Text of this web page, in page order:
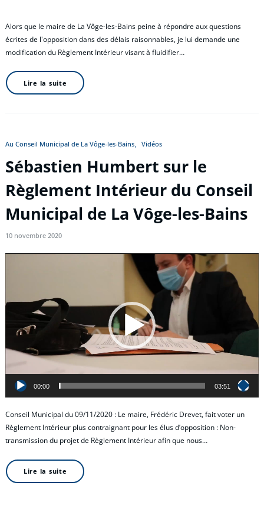
Alors que le maire de La Vôge-les-Bains peine à répondre aux questions
écrites de l'opposition dans des délais raisonnables, je lui demande une
modification du Règlement Intérieur visant à fluidifier…
Lire la suite
Au Conseil Municipal de La Vôge-les-Bains Vidéos
Sébastien Humbert sur le
Règlement Intérieur du Conseil
Municipal de La Vôge-les-Bains
10 novembre 2020
Lecteur
vidéo
00:00 03:51
Conseil Municipal du 09/11/2020 : Le maire, Frédéric Drevet, fait voter un
Règlement Intérieur plus contraignant pour les élus d’opposition : Non-
transmission du projet de Règlement Intérieur afin que nous…
Lire la suite